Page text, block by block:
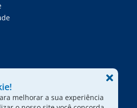
melhorar a sua experiência